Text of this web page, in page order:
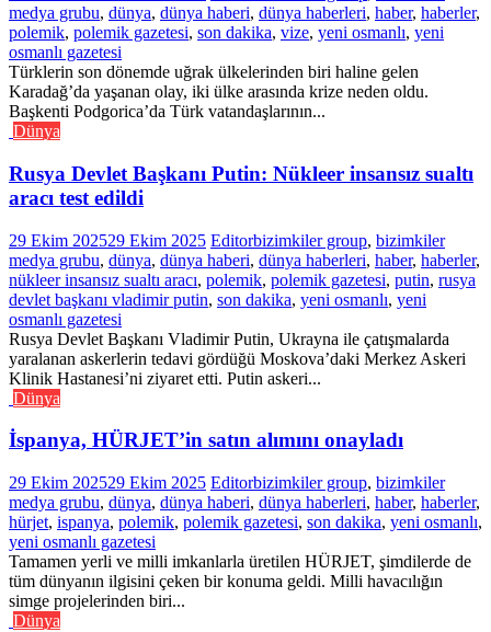
medya grubu, dünya, dünya haberi, dünya haberleri, haber, haberler,
polemik, polemik gazetesi, son dakika, vize, yeni osmanlı, yeni
osmanlı gazetesi
Türklerin son dönemde uğrak ülkelerinden biri haline gelen
Karadağ’da yaşanan olay, iki ülke arasında krize neden oldu.
Başkenti Podgorica’da Türk vatandaşlarının...
Dünya
Rusya Devlet Başkanı Putin: Nükleer insansız sualtı
aracı test edildi
29 Ekim 202529 Ekim 2025 Editorbizimkiler group, bizimkiler
medya grubu, dünya, dünya haberi, dünya haberleri, haber, haberler,
nükleer insansız sualtı aracı, polemik, polemik gazetesi, putin, rusya
devlet başkanı vladimir putin, son dakika, yeni osmanlı, yeni
osmanlı gazetesi
Rusya Devlet Başkanı Vladimir Putin, Ukrayna ile çatışmalarda
yaralanan askerlerin tedavi gördüğü Moskova’daki Merkez Askeri
Klinik Hastanesi’ni ziyaret etti. Putin askeri...
Dünya
İspanya, HÜRJET’in satın alımını onayladı
29 Ekim 202529 Ekim 2025 Editorbizimkiler group, bizimkiler
medya grubu, dünya, dünya haberi, dünya haberleri, haber, haberler,
hürjet, ispanya, polemik, polemik gazetesi, son dakika, yeni osmanlı,
yeni osmanlı gazetesi
Tamamen yerli ve milli imkanlarla üretilen HÜRJET, şimdilerde de
tüm dünyanın ilgisini çeken bir konuma geldi. Milli havacılığın
simge projelerinden biri...
Dünya